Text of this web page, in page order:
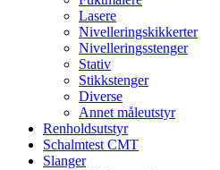
Lasere
Nivelleringskikkerter
Nivelleringsstenger
Stativ
Stikkstenger
Diverse
Annet måleutstyr
Renholdsutstyr
Schalmtest CMT
Slanger